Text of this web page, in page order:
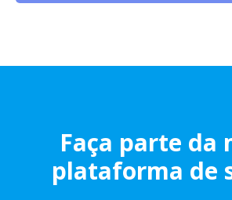
Faça parte da
plataforma de